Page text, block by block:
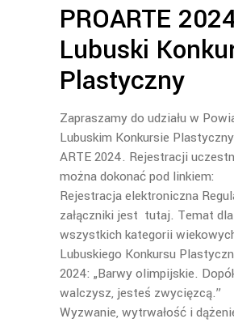
PROARTE
Lubuski
Plastyczny
Zapraszamy do udziału w
Lubuskim Konkursie
ARTE 2024. Rejestracji
można dokonać pod linkiem:
Rejestracja elektroniczna
załączniki jest tutaj. Temat dla
wszystkich kategorii
Lubuskiego Konkursu
2024: „Barwy olimpijskie.
walczysz, jesteś zwycięzcą.”
Wyzwanie, wytrwałość i